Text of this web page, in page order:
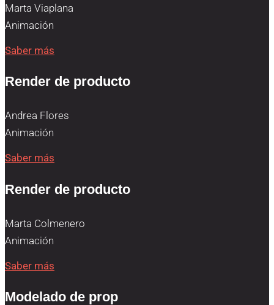
Marta Viaplana
Animación
Saber más
Render de producto
Andrea Flores
Animación
Saber más
Render de producto
Marta Colmenero
Animación
Saber más
Modelado de prop